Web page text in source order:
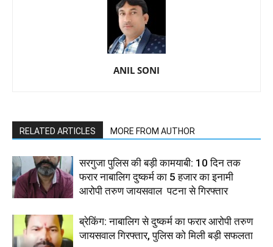
ANIL SONI
RELATED ARTICLES MORE FROM AUTHOR
सरगुजा पुलिस की बड़ी कामयाबी: 10 दिन तक
फरार नाबालिग दुष्कर्म का 5 हजार का इनामी
आरोपी तरुण जायसवाल पटना से गिरफ्तार
ब्रेकिंग: नाबालिग से दुष्कर्म का फरार आरोपी तरुण
जायसवाल गिरफ्तार, पुलिस को मिली बड़ी सफलता